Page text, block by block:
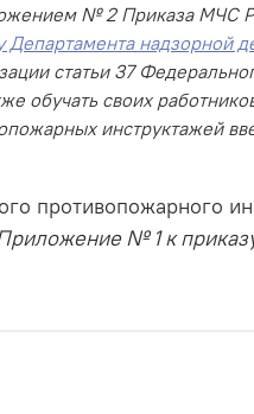
№ 2 Приказа МЧС
надзорной
статьи 37
обучать своих
инструктажей
противопожарного
№ 1 к